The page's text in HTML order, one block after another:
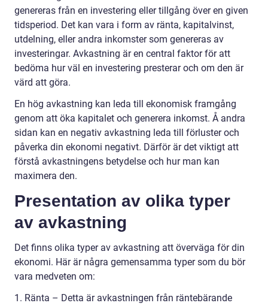
genereras från en investering eller tillgång över en given
tidsperiod. Det kan vara i form av ränta, kapitalvinst,
utdelning, eller andra inkomster som genereras av
investeringar. Avkastning är en central faktor för att
bedöma hur väl en investering presterar och om den är
värd att göra.
En hög avkastning kan leda till ekonomisk framgång
genom att öka kapitalet och generera inkomst. Å andra
sidan kan en negativ avkastning leda till förluster och
påverka din ekonomi negativt. Därför är det viktigt att
förstå avkastningens betydelse och hur man kan
maximera den.
Presentation av olika typer
av avkastning
Det finns olika typer av avkastning att överväga för din
ekonomi. Här är några gemensamma typer som du bör
vara medveten om:
1. Ränta – Detta är avkastningen från räntebärande